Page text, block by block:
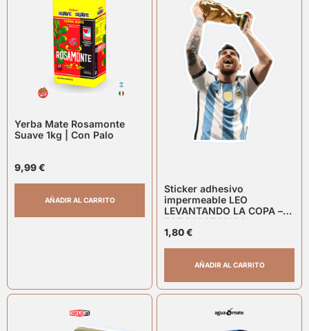
Yerba Mate Rosamonte
Suave 1kg | Con Palo
9,99€
AÑADIR AL CARRITO
Sticker adhesivo
impermeable LEO
LEVANTANDO LA COPA –
FOTO HISTORICA
1,80€
AÑADIR AL CARRITO